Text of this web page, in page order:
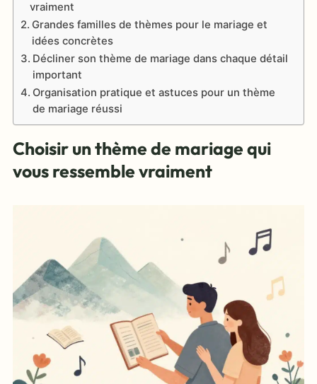
vraiment
Grandes familles de thèmes pour le mariage et
idées concrètes
Décliner son thème de mariage dans chaque détail
important
Organisation pratique et astuces pour un thème
de mariage réussi
Choisir un thème de mariage qui
vous ressemble vraiment